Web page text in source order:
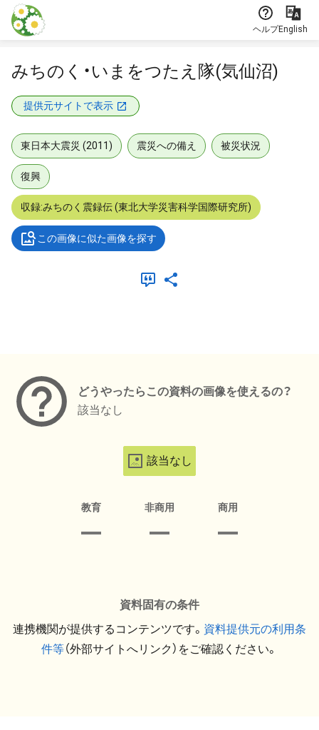
本文に飛ぶ
ヘルプEnglish
みちのく・いまをつたえ隊(気仙沼)
提供元サイトで表示
東日本大震災 (2011) 震災への備え 被災状況
復興
収録:みちのく震録伝 (東北大学災害科学国際研究所)
この画像に似た画像を探す
どうやったらこの資料の画像を使えるの？
該当なし
該当なし
教育 非商用 商用
資料固有の条件
連携機関が提供するコンテンツです。 資料提供元の利用条
件等（外部サイトへリンク）をご確認ください。